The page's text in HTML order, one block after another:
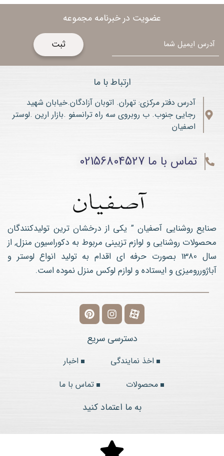
عضویت در خبرنامه مجموعه
ارتباط با ما
آدرس دفتر مرکزی: تهران. اتوبان آزادگان.خیابان شهید
رجایی جنوب. ب روبروی سه راه ترانسفو .بازار ارین .لوستر
اصفیان
تماس با ما 02156804527
صنایع روشنایی آصفیان ” یکی از درخشان ترین تولیدکنندگان
محصولات روشنایی و لوازم تزیینی مربوط به دکوراسیون منزل, از
سال 1380 بصورت حرفه ای اقدام به تولید انواع لوستر و
آباژوررومیزی و ایستاده و لوازم لوکس منزل نموده است.
دسترسی سریع
اخذ نمایندگی
اخبار
محصولات
تماس با ما
به ما اعتماد کنید